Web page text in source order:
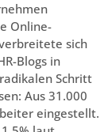
Online-
sich
Blogs in
Schritt
Aus 31.000
eingestellt.